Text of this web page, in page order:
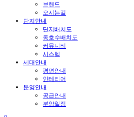
브랜드
오시는길
단지안내
단지배치도
동호수배치도
커뮤니티
시스템
세대안내
평면안내
인테리어
분양안내
공급안내
분양일정